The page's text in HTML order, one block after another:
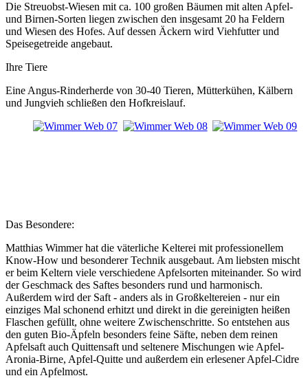
Die Streuobst-Wiesen mit ca. 100 großen Bäumen mit alten Apfel-
und Birnen-Sorten liegen zwischen den insgesamt 20 ha Feldern
und Wiesen des Hofes. Auf dessen Äckern wird Viehfutter und
Speisegetreide angebaut.
Ihre Tiere
Eine Angus-Rinderherde von 30-40 Tieren, Mütterkühen, Kälbern
und Jungvieh schließen den Hofkreislauf.
Das Besondere:
Matthias Wimmer hat die väterliche Kelterei mit professionellem
Know-How und besonderer Technik ausgebaut. Am liebsten mischt
er beim Keltern viele verschiedene Apfelsorten miteinander. So wird
der Geschmack des Saftes besonders rund und harmonisch.
Außerdem wird der Saft - anders als in Großkeltereien - nur ein
einziges Mal schonend erhitzt und direkt in die gereinigten heißen
Flaschen gefüllt, ohne weitere Zwischenschritte. So entstehen aus
den guten Bio-Äpfeln besonders feine Säfte, neben dem reinen
Apfelsaft auch Quittensaft und seltenere Mischungen wie Apfel-
Aronia-Birne, Apfel-Quitte und außerdem ein erlesener Apfel-Cidre
und ein Apfelmost.